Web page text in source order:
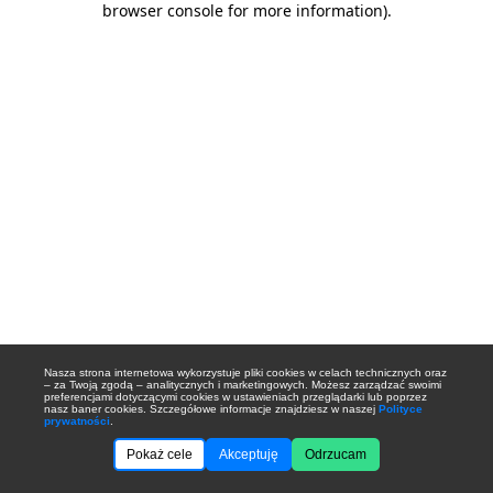
Nasza strona internetowa wykorzystuje pliki cookies w celach technicznych oraz
– za Twoją zgodą – analitycznych i marketingowych. Możesz zarządzać swoimi
preferencjami dotyczącymi cookies w ustawieniach przeglądarki lub poprzez
nasz baner cookies. Szczegółowe informacje znajdziesz w naszej Polityce
prywatności
Pokaż cele Akceptuję Odrzucam
browser console for more information).